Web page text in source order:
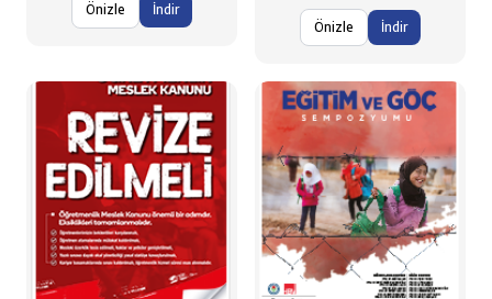
Önizle İndir
Önizle İndir